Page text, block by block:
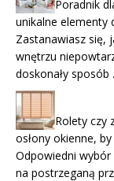
Poradnik
unikalne elementy
Zastanawiasz się,
wnętrzu
doskonały sposób
Rolety czy
osłony okienne,
Odpowiedni wybór
na postrzeganą